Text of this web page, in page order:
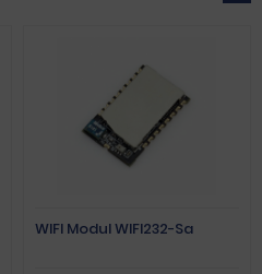
WIFI Modul WIFI232-Sa